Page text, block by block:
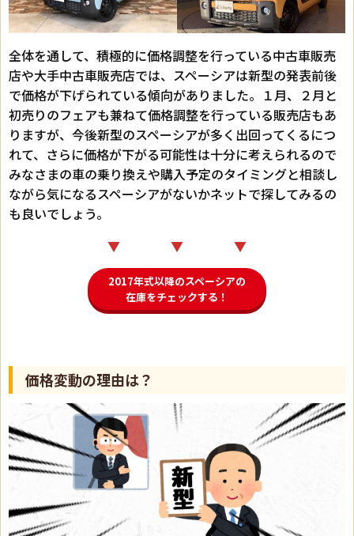
全体を通して、積極的に価格調整を行っている中古車販売
店や大手中古車販売店では、スペーシアは新型の発表前後
で価格が下げられている傾向がありました。１月、２月と
初売りのフェアも兼ねて価格調整を行っている販売店もあ
りますが、今後新型のスペーシアが多く出回ってくるにつ
れて、さらに価格が下がる可能性は十分に考えられるので
みなさまの車の乗り換えや購入予定のタイミングと相談し
ながら気になるスペーシアがないかネットで探してみるの
も良いでしょう。
▼ ▼ ▼
2017年式以降のスペーシアの
在庫をチェックする！
価格変動の理由は？